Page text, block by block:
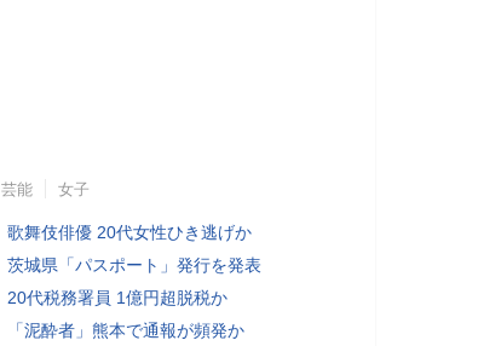
芸能 女子
歌舞伎俳優 20代女性ひき逃げか
茨城県「パスポート」発行を発表
20代税務署員 1億円超脱税か
「泥酔者」熊本で通報が頻発か